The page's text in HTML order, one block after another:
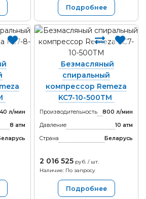
Подробнее
л/мин
8 атм
Безмасляный
спиральный
компрессор Remeza
KC7-10-500ТМ
Производительность
800 л/мин
Давление
10 атм
Страна
Беларусь
2 016 525 руб. / шт.
Наличие: По запросу
Подробнее